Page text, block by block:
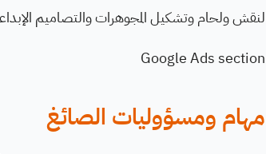
لنقش ولحام وتشكيل المجوهرات والتصاميم
Google Ads section
مهام ومسؤوليات الصائغ